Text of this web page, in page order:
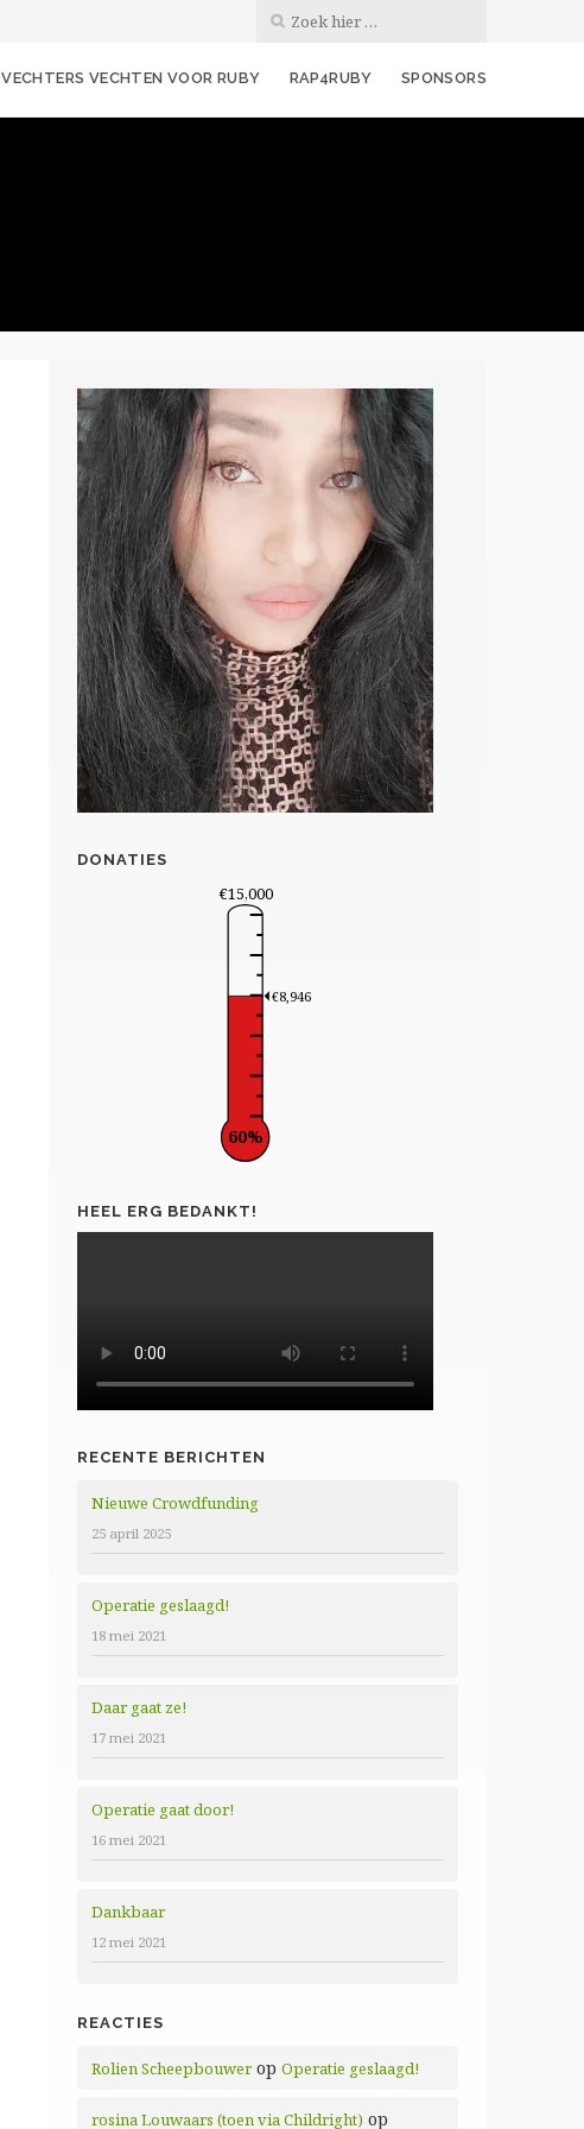
VECHTERS VECHTEN VOOR RUBY RAP4RUBY SPONSORS
DONATIES
€15,000
€8,946
60%
HEEL ERG BEDANKT!
RECENTE BERICHTEN
Nieuwe Crowdfunding
25 april 2025
Operatie geslaagd!
18 mei 2021
Daar gaat ze!
17 mei 2021
Operatie gaat door!
16 mei 2021
Dankbaar
12 mei 2021
REACTIES
Rolien Scheepbouwer opOperatie geslaagd!
rosina Louwaars (toen via Childright) op